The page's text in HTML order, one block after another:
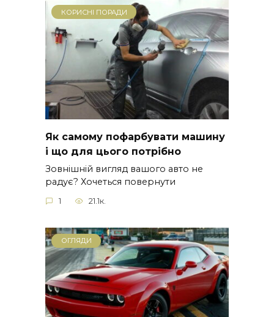
КОРИСНІ ПОРАДИ
Як самому пофарбувати машину
і що для цього потрібно
Зовнішній вигляд вашого авто не
радує? Хочеться повернути
1 21.1к.
ОГЛЯДИ